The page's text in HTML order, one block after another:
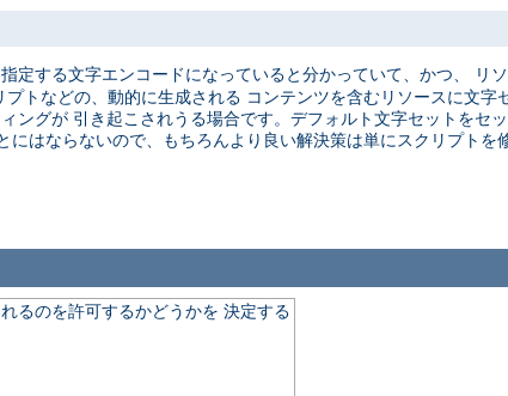
定する文字エンコードになっていると分かっていて、かつ、 リ
トなどの、動的に生成される コンテンツを含むリソースに文字
ングが 引き起こされうる場合です。デフォルト文字セットをセ
はならないので、もちろんより良い解決策は単にスクリプトを
るのを許可するかどうかを 決定する